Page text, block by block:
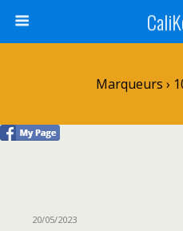
Marqueurs ›
20/05/2023